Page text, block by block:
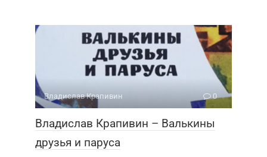
Владислав Крапивин 0
Владислав Крапивин – Валькины
друзья и паруса